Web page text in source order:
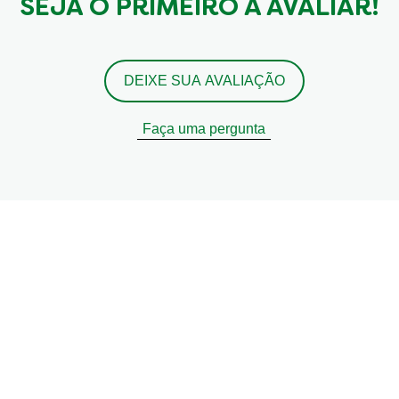
SEJA O PRIMEIRO A AVALIAR!
DEIXE SUA AVALIAÇÃO
Faça uma pergunta